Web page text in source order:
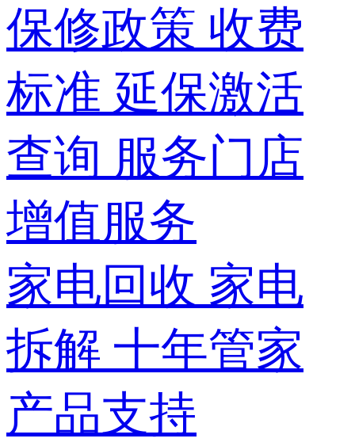
保修政策 收费
标准 延保激活
查询 服务门店
增值服务
家电回收 家电
拆解 十年管家
产品支持